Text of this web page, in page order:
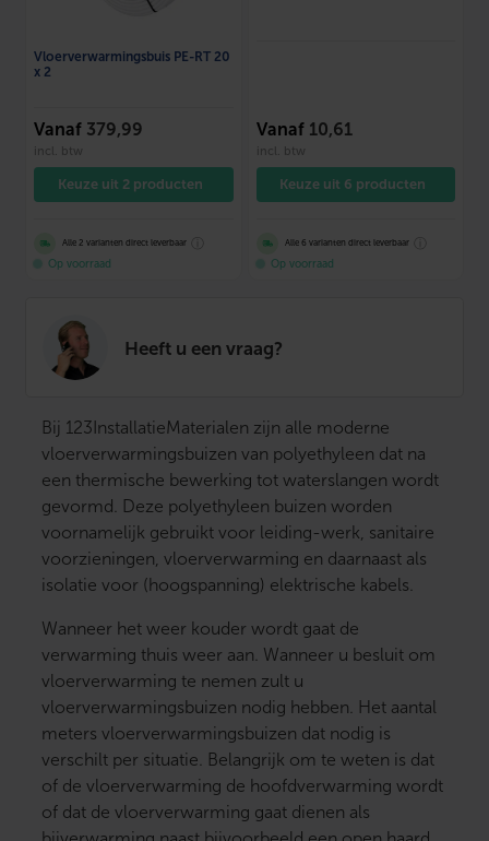
Heeft u een vraag?
Vloerverwarmingsbuis PE-RT 20
x 2
Vanaf 379,99
incl. btw
Keuze uit 2 producten
Alle 2 varianten direct leverbaar
Op voorraad
Vanaf 10,61
incl. btw
Keuze uit 6 producten
Alle 6 varianten direct leverbaar
Op voorraad
Bij 123InstallatieMaterialen zijn alle moderne
vloerverwarmingsbuizen van polyethyleen dat na
een thermische bewerking tot waterslangen wordt
gevormd. Deze polyethyleen buizen worden
voornamelijk gebruikt voor leiding-werk, sanitaire
voorzieningen, vloerverwarming en daarnaast als
isolatie voor (hoogspanning) elektrische kabels.
Wanneer het weer kouder wordt gaat de
verwarming thuis weer aan. Wanneer u besluit om
vloerverwarming te nemen zult u
vloerverwarmingsbuizen nodig hebben. Het aantal
meters vloerverwarmingsbuizen dat nodig is
verschilt per situatie. Belangrijk om te weten is dat
of de vloerverwarming de hoofdverwarming wordt
of dat de vloerverwarming gaat dienen als